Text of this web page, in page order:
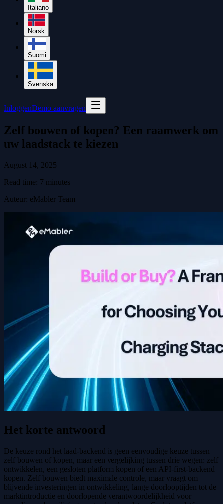
Italiano
Norsk
Suomi
Svenska
InloggenDemo aanvragen
Zelf bouwen of kopen? Een raamwerk om
uw laadstack te kiezen
August 14, 2025
Read time: 7 minutes
Auteur: eMabler Team
Het korte antwoord
De keuze rond het laad-backend is geen eenvoudige keuze tussen
zelf bouwen of kopen, maar een vergelijking tussen drie wegen: zelf
ontwikkelen, een gesloten platform kopen of een API-first-backend
kopen. Zelf bouwen biedt maximale controle, maar vraagt om
blijvende investeringen in ontwikkeling, lange doorlooptijden tot de
marktintroductie en doorlopende verantwoordelijkheid voor